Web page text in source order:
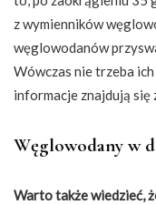
z wymienników
węglowodanów
Wówczas nie trzeba
informacje znajdują się
Węglowodany w
Warto także wiedzieć,